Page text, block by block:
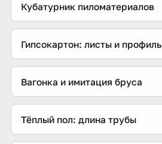
Кубатурник пиломатериалов
Гипсокартон: листы и профиль
Вагонка и имитация бруса
Тёплый пол: длина трубы